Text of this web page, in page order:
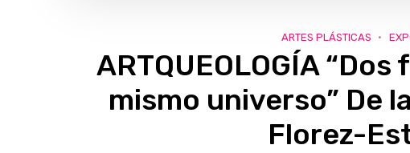
ARTES PLÁSTICAS
ARTQUEOLOGÍA
mismo universo” De
Florez-